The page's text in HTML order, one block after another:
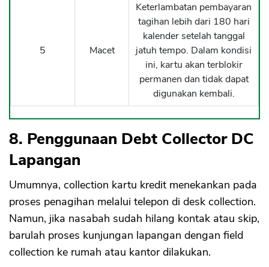
5 Macet
Keterlambatan pembayaran
tagihan lebih dari 180 hari
kalender setelah tanggal
jatuh tempo. Dalam kondisi
ini, kartu akan terblokir
permanen dan tidak dapat
digunakan kembali.
8. Penggunaan Debt Collector DC
Lapangan
Umumnya, collection kartu kredit menekankan pada
proses penagihan melalui telepon di desk collection.
Namun, jika nasabah sudah hilang kontak atau skip,
barulah proses kunjungan lapangan dengan field
collection ke rumah atau kantor dilakukan.